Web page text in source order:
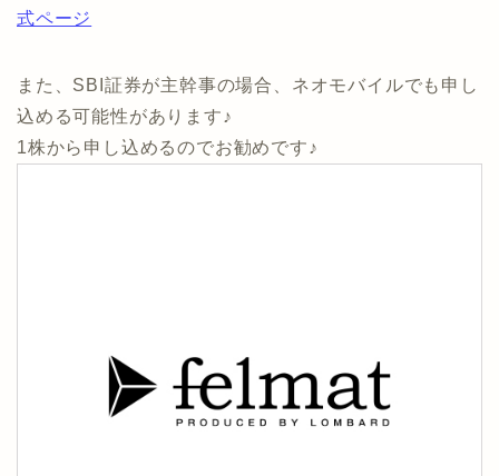
式ページ
また、SBI証券が主幹事の場合、ネオモバイルでも申し
込める可能性があります♪
1株から申し込めるのでお勧めです♪